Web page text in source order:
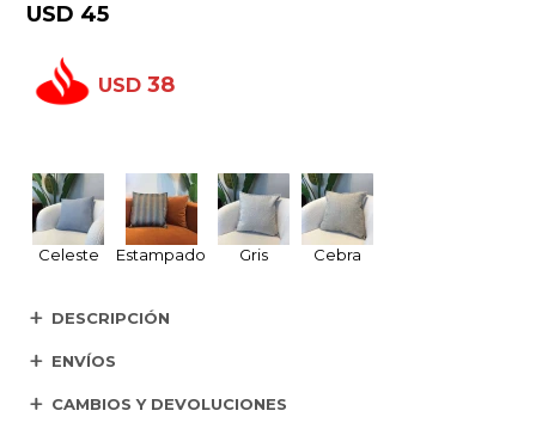
USD 45
USD 38
Celeste Estampado Gris Cebra
DESCRIPCIÓN
ENVÍOS
CAMBIOS Y DEVOLUCIONES